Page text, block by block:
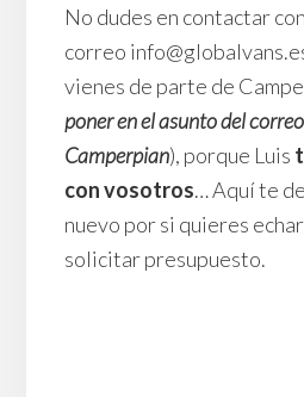
No dudes en contactar
correo
vienes de parte de
poner en el asunto del
Camperpian), porque Luis
con vosotros… Aquí te
nuevo por si quieres
solicitar presupuesto.